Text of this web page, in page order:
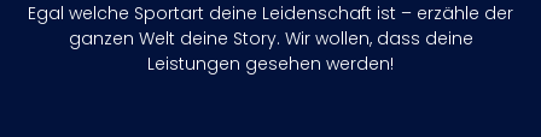
Egal welche Sportart deine Leidenschaft ist – erzähle der
ganzen Welt deine Story. Wir wollen, dass deine
Leistungen gesehen werden!